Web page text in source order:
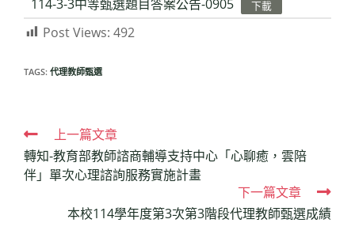
114-3-3中等甄選題目答案公告-0905 下載
Post Views: 492
TAGS: 代理教師甄選
Read
more
articles
上一篇文章
轉知-教育部教師諮商輔導支持中心「心聊癒，雲陪
伴」單次心理諮詢服務實施計畫
下一篇文章
本校114學年度第3次第3階段代理教師甄選成績